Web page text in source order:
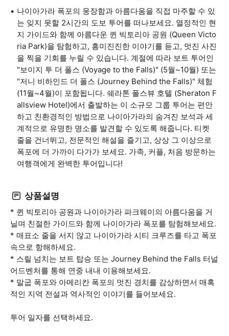
나이아가라 폭포의 웅장함과 아름다움을 직접 마주할 수 있
는 잊지 못할 2시간의 도보 투어를 떠나보세요. 열정적인 현
지 가이드와 함께 아름다운 퀸 빅토리아 공원 (Queen Victo
ria Park)을 탐험하고, 흥미진진한 이야기를 듣고, 멋진 사진
을 찍을 기회를 누릴 수 있습니다. 계절에 따라 보트 투어인
"보이지 투 더 폴스 (Voyage to the Falls)" (5월~10월) 또는
"저니 비하인드 더 폴스 (Journey Behind the Falls)" 체험
(11월~4월)이 포함됩니다. 쉐라톤 폴스뷰 호텔 (Sheraton F
allsview Hotel)에서 출발하는 이 소규모 그룹 투어는 편안
하고 친환경적인 방법으로 나이아가라의 숨겨진 보석과 세
계적으로 유명한 명소를 발견할 수 있도록 해줍니다. 티켓
줄을 건너뛰고, 전문적인 해설을 즐기고, 상상 그 이상으로
폭포에 더 가까이 다가가 보세요. 가족, 커플, 처음 방문하는
여행객에게 완벽한 투어입니다!
상품설명
* 퀸 빅토리아 공원과 나이아가라 파크웨이의 아름다움을 거
닐며 친절한 가이드와 함께 나이아가라 폭포를 탐험해보세요.
* 매표소 줄을 서지 않고 나이아가라 시티 크루즈를 타고 폭포
속으로 항해하세요.
* 스릴 넘치는 보트 탑승 또는 Journey Behind the Falls 터널
어드벤처를 통해 연중 내내 이용해보세요.
* 말굽 폭포와 아메리칸 폭포의 멋진 경치를 감상하면서 매혹
적인 지역 전설과 역사적인 이야기를 들어보세요.
투어 일자를 선택하세요.